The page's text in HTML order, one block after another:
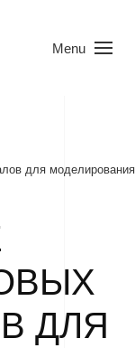
Menu
для
ДЛЯ